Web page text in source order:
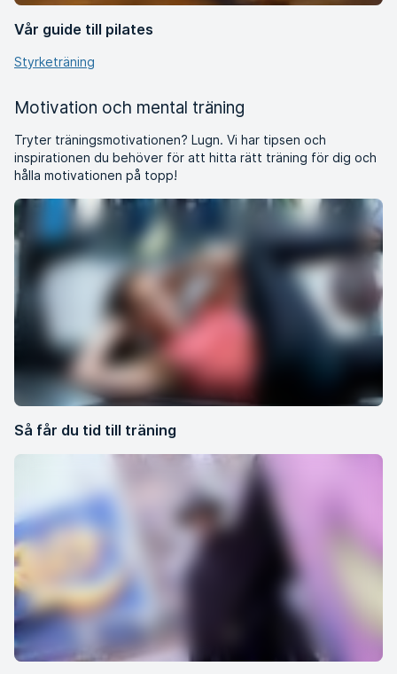
Vår guide till pilates
Styrketräning
Motivation och mental träning
Tryter träningsmotivationen? Lugn. Vi har tipsen och
inspirationen du behöver för att hitta rätt träning för dig och
hålla motivationen på topp!
Så får du tid till träning